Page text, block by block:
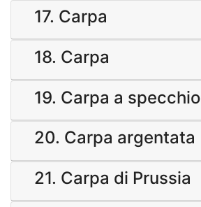
17. Carpa
18. Carpa
19. Carpa a specchio
20. Carpa argentata
21. Carpa di Prussia